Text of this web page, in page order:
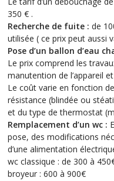
350 € .
Recherche de fuite : de
utilisée ( ce prix peut aussi
Pose d’un ballon d’eau
Le prix comprend les
manutention de l’appareil
Le coût varie en fonction
résistance (blindée ou
et du type de thermostat
Remplacement d’un wc :
pose, des modifications
d’une alimentation
wc classique : de 300 à
broyeur : 600 à 900€